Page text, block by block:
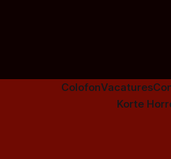
ColofonVacatures
Korte